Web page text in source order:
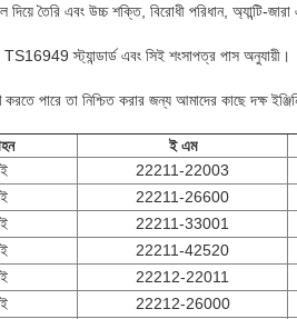
তৈরি এবং উচ্চ শক্তি, বিরোধী পরিধান, অ্যান্টি-
স্ট্যান্ডার্ড এবং সিই শংসাপত্র পাস অনুযায়ী।
পারে তা নিশ্চিত করার জন্য আমাদের কাছে দক্ষ
ই এম
22211-22003
22211-26600
22211-33001
22211-42520
22212-22011
22212-26000